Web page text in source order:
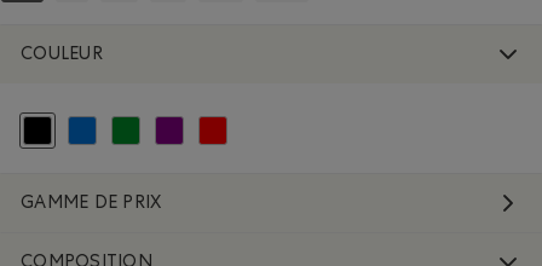
COULEUR
Choisir Classé selon Couleur : Noir
Classer selon Couleur : Bleu
Classer selon Couleur : Vert
Classer selon Couleur : Violet
Classer selon Couleur : Rouge et Rose
GAMME DE PRIX
COMPOSITION